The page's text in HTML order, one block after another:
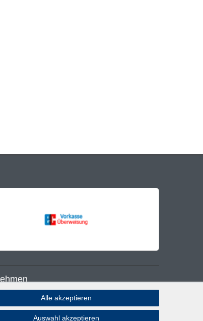
Alle akzeptieren
Auswahl akzeptieren